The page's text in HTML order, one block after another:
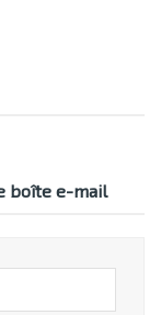
boîte e-mail